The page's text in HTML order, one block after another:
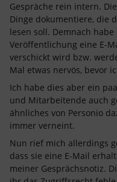
Gespräche rein intern.
Dinge dokumentiere, die
lesen soll. Demnach
Veröffentlichung eine E-
verschickt wird bzw.
Mal etwas nervös, bevor
Ich habe dies aber ein
und Mitarbeitende auch
ähnliches von Personio
immer verneint.
Nun rief mich allerdings
dass sie eine E-Mail
meiner Gesprächsnotiz.